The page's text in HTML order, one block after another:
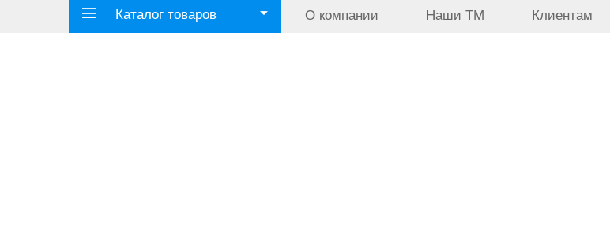
Каталог товаров О компании Наши ТМ Клиентам